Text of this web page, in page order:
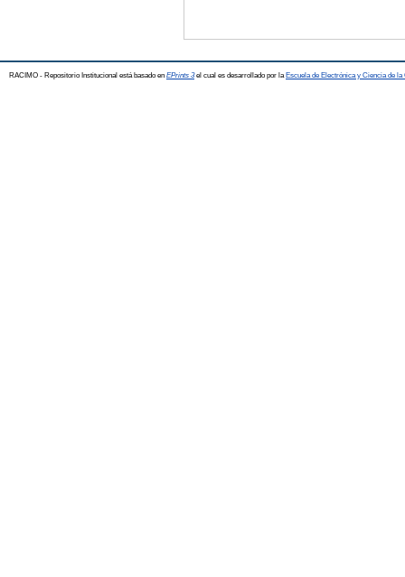
RACIMO - Repositorio Institucional está basado en EPrints 3el cual es desarrollado por la Escuela de Electrónica y Ciencia de la